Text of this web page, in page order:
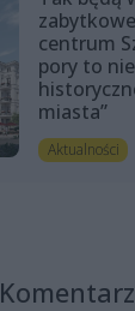
centrum
pory to
miasta”
Aktualności